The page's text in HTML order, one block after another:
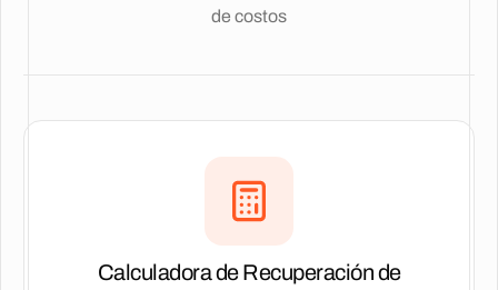
de costos
Calculadora de Recuperación de